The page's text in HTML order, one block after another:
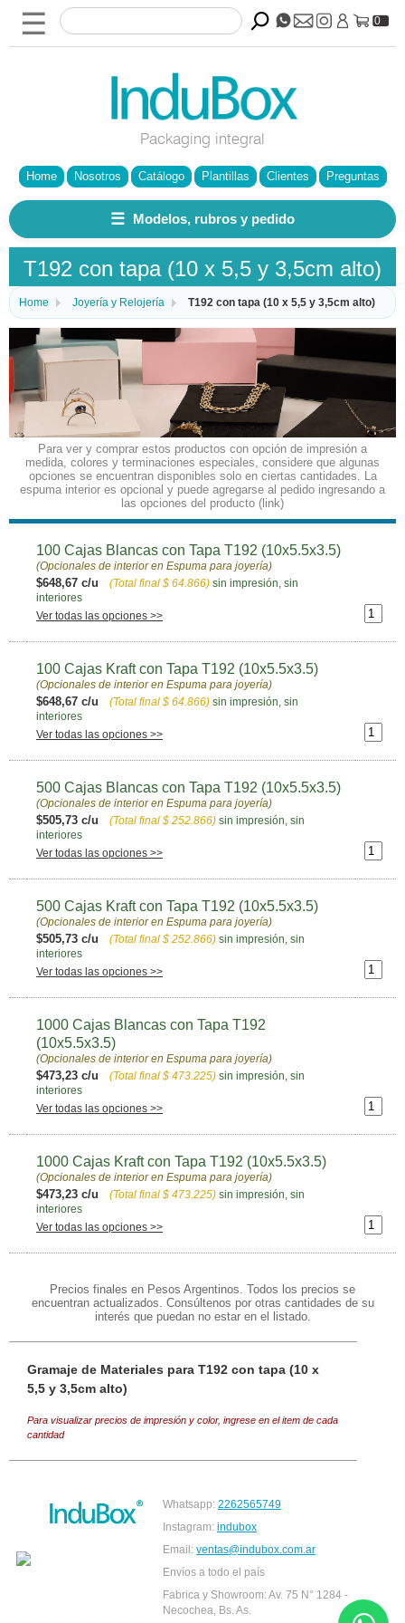
☰
Packaging integral
0
Home Nosotros Catálogo Plantillas Clientes Preguntas
☰ Modelos, rubros y pedido
T192 con tapa (10 x 5,5 y 3,5cm alto)
Home Joyería y Relojería T192 con tapa (10 x 5,5 y 3,5cm alto)
Para ver y comprar estos productos con opción de impresión a
medida, colores y terminaciones especiales, considere que algunas
opciones se encuentran disponibles solo en ciertas cantidades. La
espuma interior es opcional y puede agregarse al pedido ingresando a
las opciones del producto (link)
100 Cajas Blancas con Tapa T192 (10x5.5x3.5)
(Opcionales de interior en Espuma para joyería)
$648,67 c/u (Total final $ 64.866) sin impresión, sin
interiores
Ver todas las opciones >>
100 Cajas Kraft con Tapa T192 (10x5.5x3.5)
(Opcionales de interior en Espuma para joyería)
$648,67 c/u (Total final $ 64.866) sin impresión, sin
interiores
Ver todas las opciones >>
500 Cajas Blancas con Tapa T192 (10x5.5x3.5)
(Opcionales de interior en Espuma para joyería)
$505,73 c/u (Total final $ 252.866) sin impresión, sin
interiores
Ver todas las opciones >>
500 Cajas Kraft con Tapa T192 (10x5.5x3.5)
(Opcionales de interior en Espuma para joyería)
$505,73 c/u (Total final $ 252.866) sin impresión, sin
interiores
Ver todas las opciones >>
1000 Cajas Blancas con Tapa T192
(10x5.5x3.5)
(Opcionales de interior en Espuma para joyería)
$473,23 c/u (Total final $ 473.225) sin impresión, sin
interiores
Ver todas las opciones >>
1000 Cajas Kraft con Tapa T192 (10x5.5x3.5)
(Opcionales de interior en Espuma para joyería)
$473,23 c/u (Total final $ 473.225) sin impresión, sin
interiores
Ver todas las opciones >>
Precios finales en Pesos Argentinos. Todos los precios se
encuentran actualizados. Consúltenos por otras cantidades de su
interés que puedan no estar en el listado.
Gramaje de Materiales para T192 con tapa (10 x
5,5 y 3,5cm alto)
Para visualizar precios de impresión y color, ingrese en el item de cada
cantidad
Whatsapp: 2262565749
Instagram: indubox
Email: ventas@indubox.com.ar
Envíos a todo el país
Fabrica y Showroom: Av. 75 N° 1284 -
Necochea, Bs. As.